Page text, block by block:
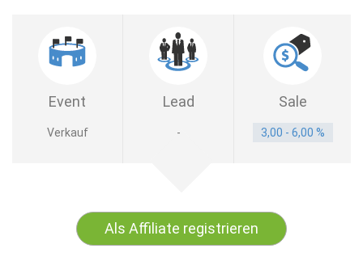
Event Lead Sale
Verkauf - 3,00 - 6,00 %
Als Affiliate registrieren